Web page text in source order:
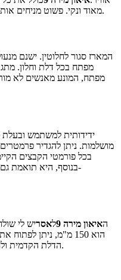
מאוד ונקי. פשוט מניחים אותו על השולחן, מתחברים ומפעילים.
המארז סגור לחלוטין. ישנם
מפתח בכל דלת וחלון.
מפתח, המונע מאנשים לא
מושלמות. ניתן להגדיר
בכל פורמטי הקבצים
האיאון מירה 9 לאסריש לי
הדלת הקדמית ולהכניס חומרים ארוכים יותר דרכה.